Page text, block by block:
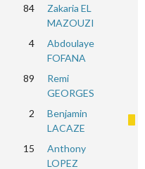
84
Zakaria EL
MAZOUZI
4
Abdoulaye
FOFANA
89
Remi
GEORGES
2
Benjamin
LACAZE
15
Anthony
LOPEZ